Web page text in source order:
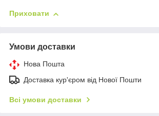
Приховати
Умови доставки
Нова Пошта
Доставка кур'єром від Нової Пошти
Всі умови доставки